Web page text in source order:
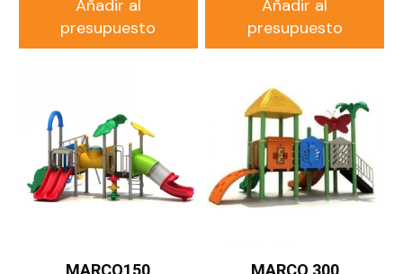
Añadir al
presupuesto
Añadir al
presupuesto
MARCO150 MARCO 300